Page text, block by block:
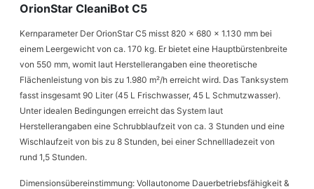
OrionStar CleaniBot C5
Kernparameter Der OrionStar C5 misst 820 x 680 x 1.130 mm bei
einem Leergewicht von ca. 170 kg. Er bietet eine Hauptbürstenbreite
von 550 mm, womit laut Herstellerangaben eine theoretische
Flächenleistung von bis zu 1.980 m²/h erreicht wird. Das Tanksystem
fasst insgesamt 90 Liter (45 L Frischwasser, 45 L Schmutzwasser).
Unter idealen Bedingungen erreicht das System laut
Herstellerangaben eine Schrubblaufzeit von ca. 3 Stunden und eine
Wischlaufzeit von bis zu 8 Stunden, bei einer Schnellladezeit von
rund 1,5 Stunden.
Dimensionsübereinstimmung: Vollautonome Dauerbetriebsfähigkeit &